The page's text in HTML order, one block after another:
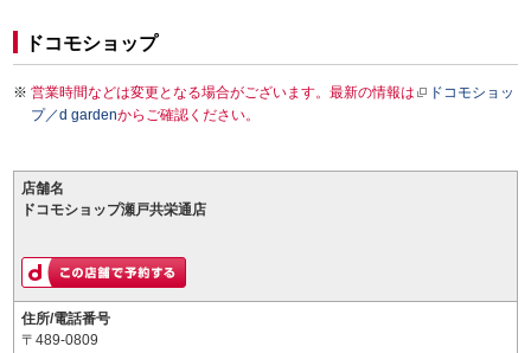
ドコモショップ
営業時間などは変更となる場合がございます。最新の情報は
ドコモショッ
プ／d gardenからご確認ください。
店舗名
ドコモショップ瀬戸共栄通店
住所/電話番号
〒489-0809